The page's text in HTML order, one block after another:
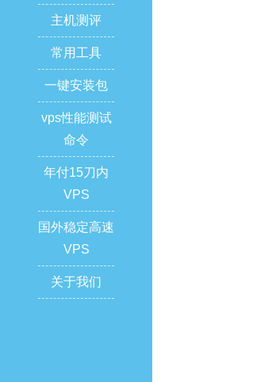
主机测评
常用工具
一键安装包
vps性能测试
命令
年付15刀内
VPS
国外稳定高速
VPS
关于我们